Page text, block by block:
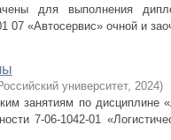
для выполнения
07 «Автосервис» очной и
университет, 2024)
занятиям по дисциплине
7-06-1042-01